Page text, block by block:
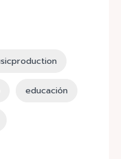
educación